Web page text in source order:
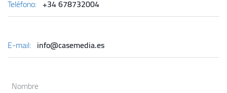
Teléfono: +34 678732004
E-mail: info@casemedia.es